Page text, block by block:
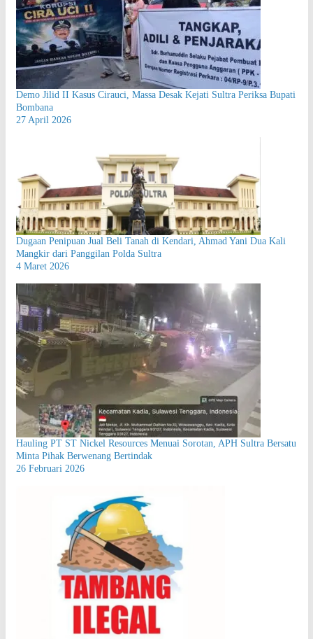
Demo Jilid II Kasus Cirauci, Massa Desak Kejati Sultra Periksa Bupati
Bombana
27 April 2026
Dugaan Penipuan Jual Beli Tanah di Kendari, Ahmad Yani Dua Kali
Mangkir dari Panggilan Polda Sultra
4 Maret 2026
Hauling PT ST Nickel Resources Menuai Sorotan, APH Sultra Bersatu
Minta Pihak Berwenang Bertindak
26 Februari 2026